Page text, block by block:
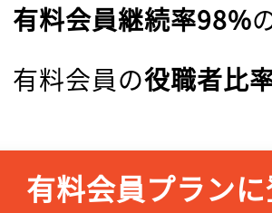
有料会員継続率98%
有料会員の役職者比
有料会員プラン